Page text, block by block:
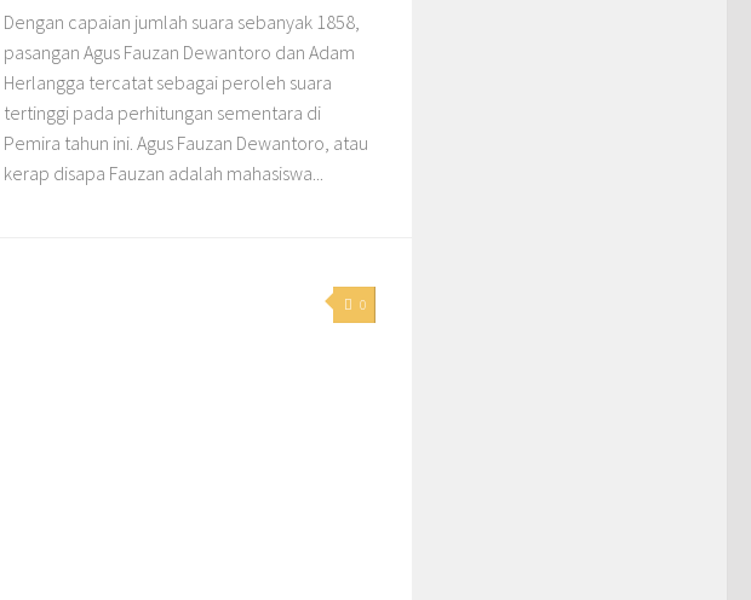
Dengan capaian jumlah suara sebanyak 1858,
pasangan Agus Fauzan Dewantoro dan Adam
Herlangga tercatat sebagai peroleh suara
tertinggi pada perhitungan sementara di
Pemira tahun ini. Agus Fauzan Dewantoro, atau
kerap disapa Fauzan adalah mahasiswa...
0